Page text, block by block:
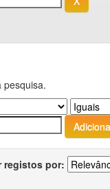
pesquisa.
registos por: